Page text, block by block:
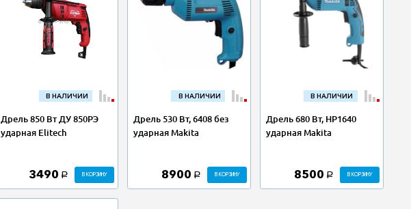
В НАЛИЧИИ
Дрель 850 Вт ДУ 850РЭ
ударная Elitech
3490 a В КОРЗИНУ
В НАЛИЧИИ
Дрель 530 Вт, 6408 без
ударная Makita
8900 a В КОРЗИНУ
В НАЛИЧИИ
Дрель 680 Вт, HP1640
ударная Makita
8500 a В КОРЗИНУ